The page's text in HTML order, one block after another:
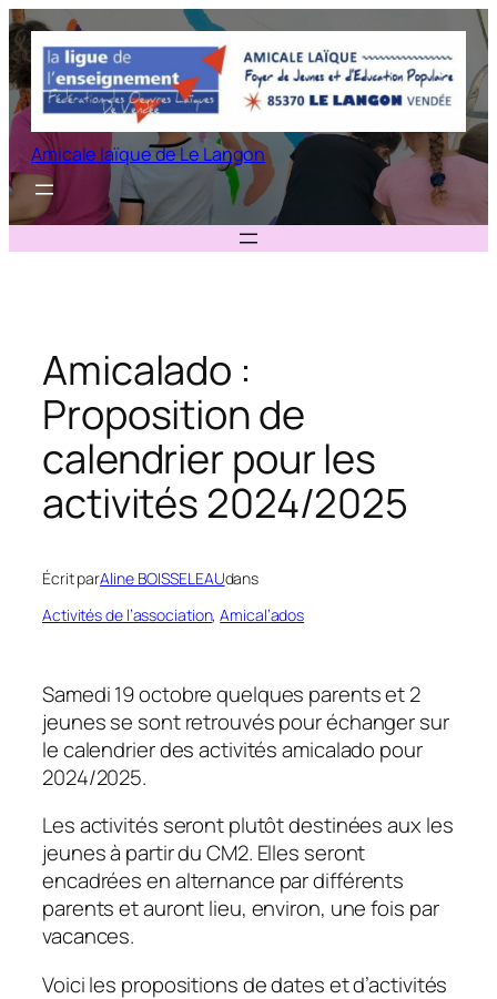
Aller
au
contenu
Amicale laïque de Le Langon
Amicalado :
Proposition de
calendrier pour les
activités 2024/2025
Écrit parAline BOISSELEAUdans
Activités de l’association, Amical’ados
Samedi 19 octobre quelques parents et 2
jeunes se sont retrouvés pour échanger sur
le calendrier des activités amicalado pour
2024/2025.
Les activités seront plutôt destinées aux les
jeunes à partir du CM2. Elles seront
encadrées en alternance par différents
parents et auront lieu, environ, une fois par
vacances.
Voici les propositions de dates et d’activités